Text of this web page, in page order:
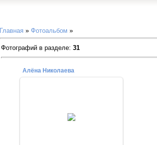
Главная » Фотоальбом »
Фотографий в разделе: 31
Алёна Николаева
Алёна Николаева - руководитель
женского клуба "Мир женщины"